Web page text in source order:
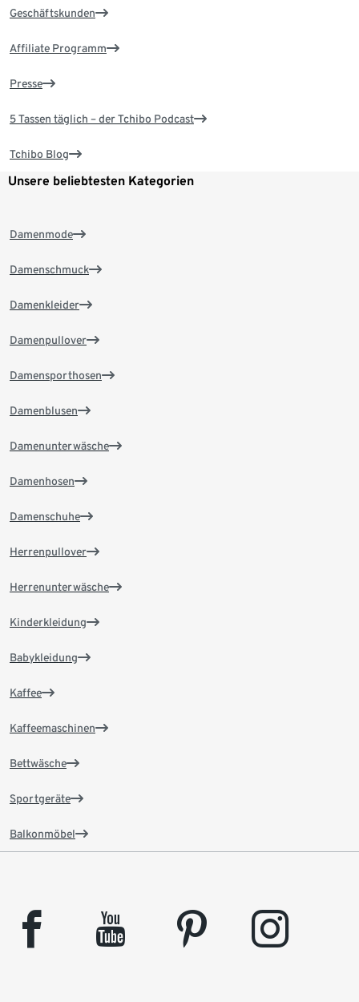
Geschäftskunden
Affiliate Programm
Presse
5 Tassen täglich – der Tchibo Podcast
Tchibo Blog
Unsere beliebtesten Kategorien
Damenmode
Damenschmuck
Damenkleider
Damenpullover
Damensporthosen
Damenblusen
Damenunterwäsche
Damenhosen
Damenschuhe
Herrenpullover
Herrenunterwäsche
Kinderkleidung
Babykleidung
Kaffee
Kaffeemaschinen
Bettwäsche
Sportgeräte
Balkonmöbel
facebook youtube pinterest instagram